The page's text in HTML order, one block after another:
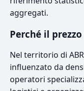
aggregati.
Perché il
Nel territorio di
influenzato da
operatori